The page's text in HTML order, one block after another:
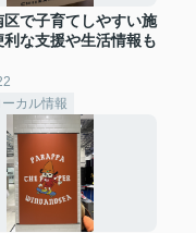
区で子育てしやすい施
利な支援や生活情報も
カル情報